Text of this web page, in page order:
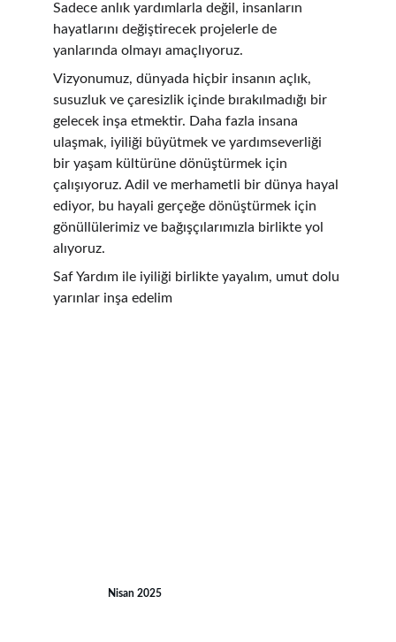
Sadece anlık yardımlarla değil, insanların
hayatlarını değiştirecek projelerle de
yanlarında olmayı amaçlıyoruz.
Vizyonumuz, dünyada hiçbir insanın açlık,
susuzluk ve çaresizlik içinde bırakılmadığı bir
gelecek inşa etmektir. Daha fazla insana
ulaşmak, iyiliği büyütmek ve yardımseverliği
bir yaşam kültürüne dönüştürmek için
çalışıyoruz. Adil ve merhametli bir dünya hayal
ediyor, bu hayali gerçeğe dönüştürmek için
gönüllülerimiz ve bağışçılarımızla birlikte yol
alıyoruz.
Saf Yardım ile iyiliği birlikte yayalım, umut dolu
yarınlar inşa edelim
Nisan 2025